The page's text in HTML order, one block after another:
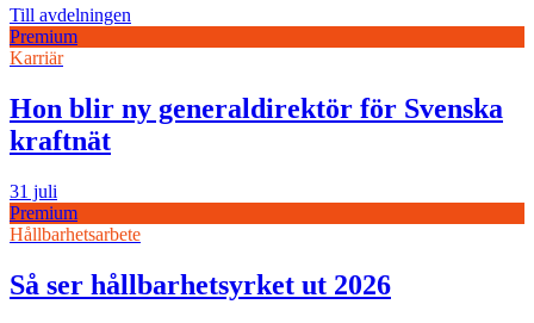
Till avdelningen
Premium
Karriär
Hon blir ny generaldirektör för Svenska
kraftnät
31 juli
Premium
Hållbarhetsarbete
Så ser hållbarhetsyrket ut 2026